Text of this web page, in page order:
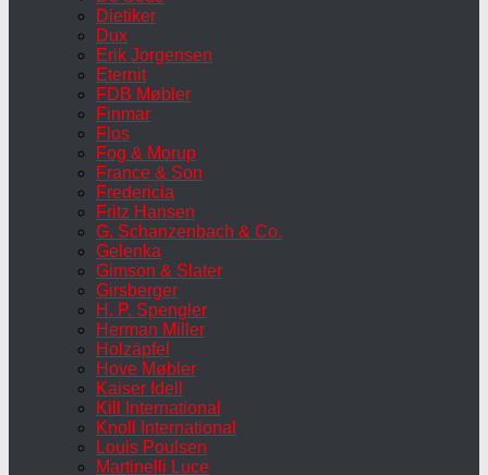
Dietiker
Dux
Erik Jorgensen
Eternit
FDB Møbler
Finmar
Flos
Fog & Morup
France & Son
Fredericia
Fritz Hansen
G. Schanzenbach & Co.
Gelenka
Gimson & Slater
Girsberger
H. P. Spengler
Herman Miller
Holzäpfel
Hove Møbler
Kaiser Idell
Kill International
Knoll International
Louis Poulsen
Martinelli Luce